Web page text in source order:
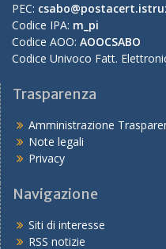
PEC:
Codice IPA: m_pi
Codice AOO: AOOCSABO
Codice Univoco Fatt.
Trasparenza
Amministrazione
Note legali
Privacy
Navigazione
Siti di interesse
RSS notizie